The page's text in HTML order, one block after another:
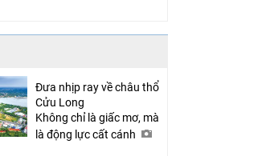
Đưa nhịp ray về châu thổ
Cửu Long
Không chỉ là giấc mơ, mà
là động lực cất cánh